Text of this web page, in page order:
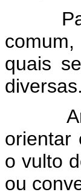
quais
diversas.
orientar
o vulto
ou